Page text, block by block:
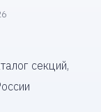
секций,